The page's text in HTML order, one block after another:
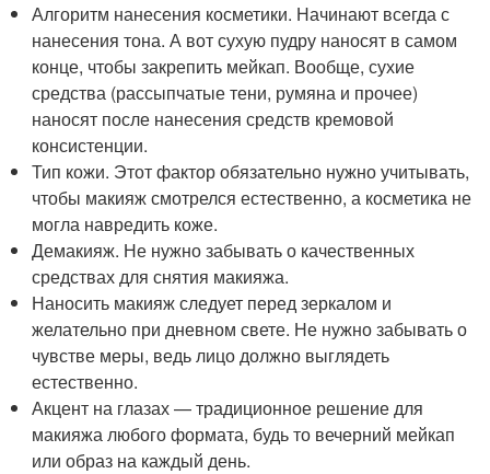
Алгоритм нанесения косметики. Начинают всегда с
нанесения тона. А вот сухую пудру наносят в самом
конце, чтобы закрепить мейкап. Вообще, сухие
средства (рассыпчатые тени, румяна и прочее)
наносят после нанесения средств кремовой
консистенции.
Тип кожи. Этот фактор обязательно нужно учитывать,
чтобы макияж смотрелся естественно, а косметика не
могла навредить коже.
Демакияж. Не нужно забывать о качественных
средствах для снятия макияжа.
Наносить макияж следует перед зеркалом и
желательно при дневном свете. Не нужно забывать о
чувстве меры, ведь лицо должно выглядеть
естественно.
Акцент на глазах — традиционное решение для
макияжа любого формата, будь то вечерний мейкап
или образ на каждый день.